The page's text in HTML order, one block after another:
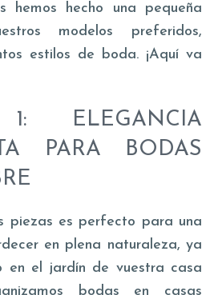
hemos hecho una pequeña
modelos preferidos,
estilos de boda. ¡Aquí va
1: ELEGANCIA
PARA BODAS
piezas es perfecto para una
en plena naturaleza, ya
en el jardín de vuestra casa
bodas en casas